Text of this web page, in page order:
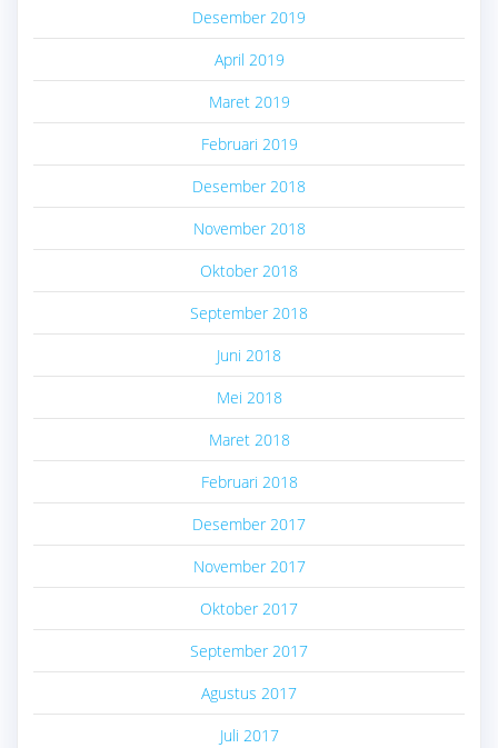
Desember 2019
April 2019
Maret 2019
Februari 2019
Desember 2018
November 2018
Oktober 2018
September 2018
Juni 2018
Mei 2018
Maret 2018
Februari 2018
Desember 2017
November 2017
Oktober 2017
September 2017
Agustus 2017
Juli 2017